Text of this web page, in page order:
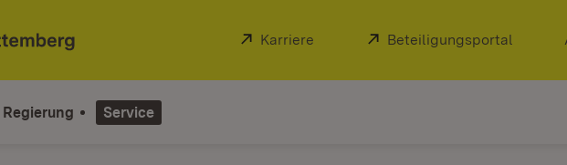
Extern:
Karriere (Öffnet in neuem Fenster)
Extern:
Beteiligungsportal
Regierung Service